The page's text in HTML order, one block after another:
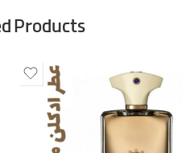
Products…